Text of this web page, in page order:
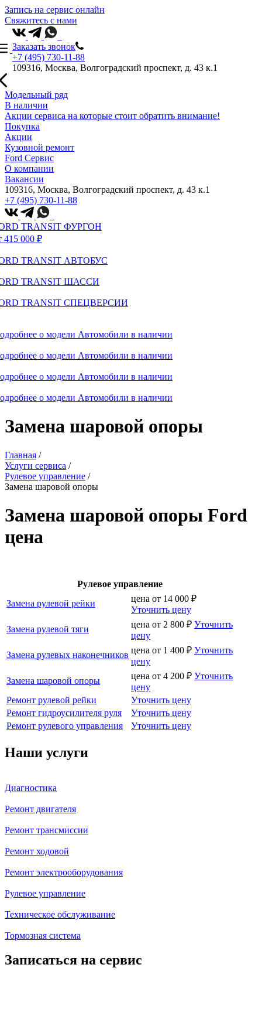
Запись на сервис онлайн
Свяжитесь с нами
Заказать звонок
+7 (495) 730-11-88
109316, Москва, Волгоградский проспект, д. 43 к.1
Модельный ряд
В наличии
Акции сервиса на которые стоит обратить внимание!
Покупка
Акции
Кузовной ремонт
Ford Сервис
О компании
Вакансии
109316, Москва, Волгоградский проспект, д. 43 к.1
+7 (495) 730-11-88
TRANSIT ФУРГОН
415 000 ₽
TRANSIT АВТОБУС
TRANSIT ШАССИ
TRANSIT СПЕЦВЕРСИИ
о модели Автомобили в наличии
о модели Автомобили в наличии
о модели Автомобили в наличии
о модели Автомобили в наличии
Замена шаровой опоры
Главная /
Услуги сервиса /
Рулевое управление /
Замена шаровой опоры
Замена шаровой опоры Ford
цена
Рулевое управление
Замена рулевой рейки
цена от 14 000 ₽
Уточнить цену
Замена рулевой тяги
цена от 2 800 ₽ Уточнить
цену
Замена рулевых наконечников цена от 1 400 ₽ Уточнить
цену
Замена шаровой опоры
цена от 4 200 ₽ Уточнить
цену
Ремонт рулевой рейки
Уточнить цену
Ремонт гидроусилителя руля
Уточнить цену
Ремонт рулевого управления
Уточнить цену
Наши услуги
Диагностика
Ремонт двигателя
Ремонт трансмиссии
Ремонт ходовой
Ремонт электрооборудования
Рулевое управление
Техническое обслуживание
Тормозная система
Записаться на сервис